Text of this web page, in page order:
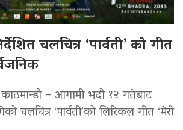
चलचित्र ‘पार्वती’ को गीत
– आगामी भदौ १२ गतेबाट
चलचित्र ‘पार्वती’को लिरिकल गीत ‘मेरो